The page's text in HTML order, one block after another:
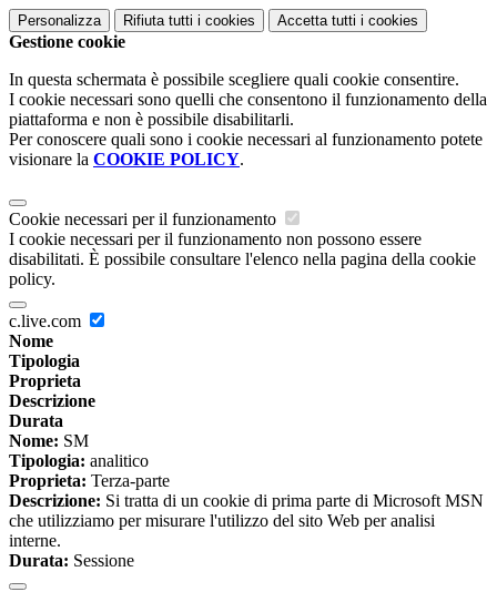
Personalizza Rifiuta tutti i cookies Accetta tutti i cookies
Gestione cookie
In questa schermata è possibile scegliere quali cookie consentire.
I cookie necessari sono quelli che consentono il funzionamento della
piattaforma e non è possibile disabilitarli.
Per conoscere quali sono i cookie necessari al funzionamento potete
visionare la COOKIE POLICY.
Cookie necessari per il funzionamento
I cookie necessari per il funzionamento non possono essere
disabilitati. È possibile consultare l'elenco nella pagina della cookie
policy.
c.live.com
Nome
Tipologia
Proprieta
Descrizione
Durata
Nome: SM
Tipologia: analitico
Proprieta: Terza-parte
Descrizione: Si tratta di un cookie di prima parte di Microsoft MSN
che utilizziamo per misurare l'utilizzo del sito Web per analisi
interne.
Durata: Sessione